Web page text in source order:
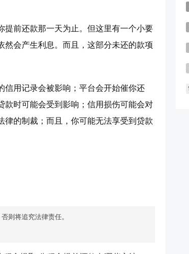
前还款那一天为止。但这里有一个小要
会产生利息。而且，这部分未还的款项
用记录会被影响；平台会开始催你还
时可能会受到影响；信用损伤可能会对
的制裁；而且，你可能无法享受到贷款
则将追究法律责任。